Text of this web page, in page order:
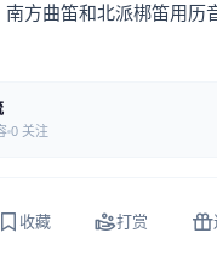
方曲笛和北派梆笛用历
0 关注
收藏 打赏